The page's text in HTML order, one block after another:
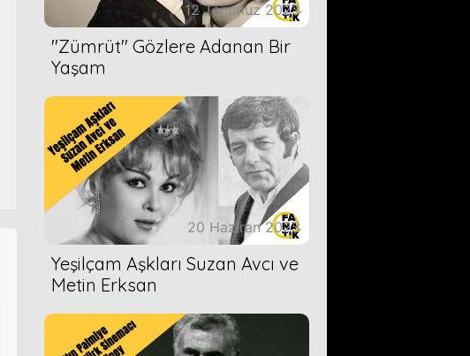
12 Temmuz 2023
''Zümrüt'' Gözlere Adanan Bir
Yaşam
20 Haziran 2023
Yeşilçam Aşkları Suzan Avcı ve
Metin Erksan